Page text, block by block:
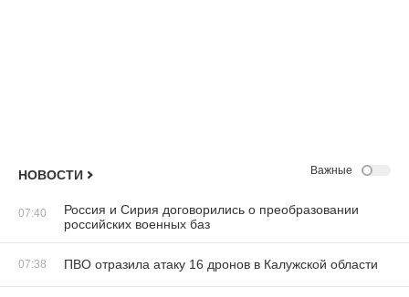
НОВОСТИ Важные
07:40
Россия и Сирия договорились о преобразовании
российских военных баз
07:38 ПВО отразила атаку 16 дронов в Калужской области